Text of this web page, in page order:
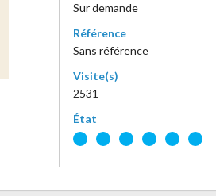
Sur demande
Référence
Sans référence
Visite(s)
2531
État